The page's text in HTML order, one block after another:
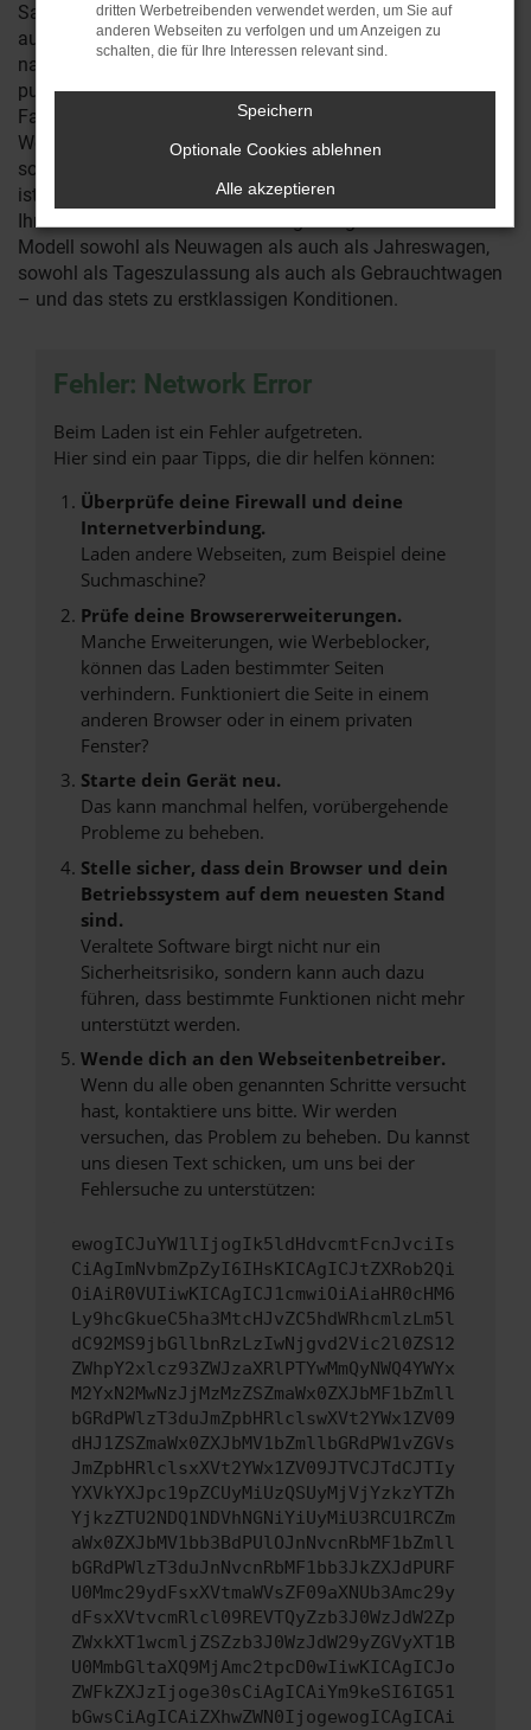
Saalfeld gesehen. Wir von Reichstein & Opitz sind
ausgewiesene Fachleute für Jaguar und verkaufen
naturgemäß eine Reihe von I-Pace auch in Saalfeld. In
puncto Qualität hat das Fahrzeug schnell die Kritiker und
Fans begeistert. Kaum ein anderer Hersteller legt solchen
Wert auf eine saubere Verarbeitung und wartet zudem mit
so spannenden Ausstattungsmerkmalen auf. Kurz gesagt
ist der Jaguar I-Pace ein echter Star und wie geschaffen für
Ihre Mobilität in Saalfeld und Umgebung. Wir bieten dieses
Modell sowohl als Neuwagen als auch als Jahreswagen,
sowohl als Tageszulassung als auch als Gebrauchtwagen
– und das stets zu erstklassigen Konditionen.
Fehler: Network Error
Beim Laden ist ein Fehler aufgetreten.
Hier sind ein paar Tipps, die dir helfen können:
Überprüfe deine Firewall und deine
Internetverbindung.
Laden andere Webseiten, zum Beispiel deine
Suchmaschine?
Prüfe deine Browsererweiterungen.
Manche Erweiterungen, wie Werbeblocker,
können das Laden bestimmter Seiten
verhindern. Funktioniert die Seite in einem
anderen Browser oder in einem privaten
Fenster?
Starte dein Gerät neu.
Das kann manchmal helfen, vorübergehende
Probleme zu beheben.
Stelle sicher, dass dein Browser und dein
Betriebssystem auf dem neuesten Stand
sind.
Veraltete Software birgt nicht nur ein
Sicherheitsrisiko, sondern kann auch dazu
führen, dass bestimmte Funktionen nicht mehr
unterstützt werden.
Wende dich an den Webseitenbetreiber.
Wenn du alle oben genannten Schritte versucht
hast, kontaktiere uns bitte. Wir werden
versuchen, das Problem zu beheben. Du kannst
uns diesen Text schicken, um uns bei der
Fehlersuche zu unterstützen:
ewogICJuYW1lIjogIk5ldHdvcmtFcnJvciIs
CiAgImNvbmZpZyI6IHsKICAgICJtZXRob2Qi
OiAiR0VUIiwKICAgICJ1cmwiOiAiaHR0cHM6
Ly9hcGkueC5ha3MtcHJvZC5hdWRhcmlzLm5l
dC92MS9jbGllbnRzLzIwNjgvd2Vic2l0ZS12
ZWhpY2xlcz93ZWJzaXRlPTYwMmQyNWQ4YWYx
M2YxN2MwNzJjMzMzZSZmaWx0ZXJbMF1bZmll
bGRdPWlzT3duJmZpbHRlclswXVt2YWx1ZV09
dHJ1ZSZmaWx0ZXJbMV1bZmllbGRdPW1vZGVs
JmZpbHRlclsxXVt2YWx1ZV09JTVCJTdCJTIy
YXVkYXJpc19pZCUyMiUzQSUyMjVjYzkzYTZh
YjkzZTU2NDQ1NDVhNGNiYiUyMiU3RCU1RCZm
aWx0ZXJbMV1bb3BdPUlOJnNvcnRbMF1bZmll
bGRdPWlzT3duJnNvcnRbMF1bb3JkZXJdPURF
U0Mmc29ydFsxXVtmaWVsZF09aXNUb3Amc29y
dFsxXVtvcmRlcl09REVTQyZzb3J0WzJdW2Zp
ZWxkXT1wcmljZSZzb3J0WzJdW29yZGVyXT1B
U0MmbGltaXQ9MjAmc2tpcD0wIiwKICAgICJo
ZWFkZXJzIjoge30sCiAgICAiYm9keSI6IG51
bGwsCiAgICAiZXhwZWN0IjogewogICAgICAi
dritten Werbetreibenden verwendet werden, um Sie auf
anderen Webseiten zu verfolgen und um Anzeigen zu
schalten, die für Ihre Interessen relevant sind.
Speichern
Optionale Cookies ablehnen
Alle akzeptieren